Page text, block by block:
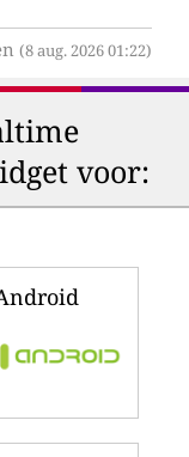
(8 aug. 2026 01:22)
voor: